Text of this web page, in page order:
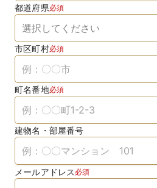
都道府県必須
市区町村必須
町名番地必須
建物名・部屋番号
メールアドレス 必須